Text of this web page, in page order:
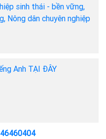
sinh thái - bền vững,
Nông dân chuyên nghiệp
Anh TẠI ĐÂY